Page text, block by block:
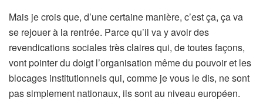
Mais je crois que, d’une certaine manière, c’est ça, ça va
se rejouer à la rentrée. Parce qu’il va y avoir des
revendications sociales très claires qui, de toutes façons,
vont pointer du doigt l’organisation même du pouvoir et les
blocages institutionnels qui, comme je vous le dis, ne sont
pas simplement nationaux, ils sont au niveau européen.